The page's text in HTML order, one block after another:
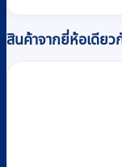
สินค้าจากยี่ห้อเดียว